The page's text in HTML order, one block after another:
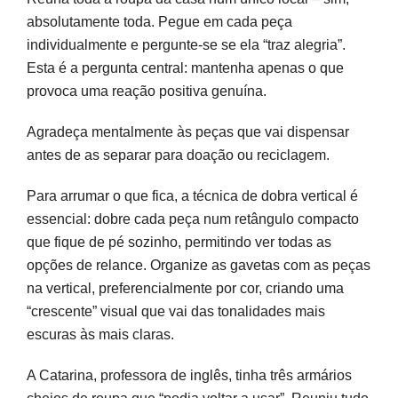
absolutamente toda. Pegue em cada peça
individualmente e pergunte-se se ela “traz alegria”.
Esta é a pergunta central: mantenha apenas o que
provoca uma reação positiva genuína.
Agradeça mentalmente às peças que vai dispensar
antes de as separar para doação ou reciclagem.
Para arrumar o que fica, a técnica de dobra vertical é
essencial: dobre cada peça num retângulo compacto
que fique de pé sozinho, permitindo ver todas as
opções de relance. Organize as gavetas com as peças
na vertical, preferencialmente por cor, criando uma
“crescente” visual que vai das tonalidades mais
escuras às mais claras.
A Catarina, professora de inglês, tinha três armários